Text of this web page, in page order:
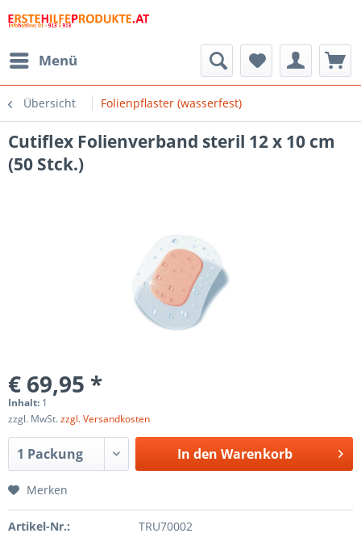
Menü
Übersicht Folienpflaster (wasserfest)
Cutiflex Folienverband steril 12 x 10 cm
(50 Stck.)
€ 69,95 *
Inhalt: 1
zzgl. MwSt.zzgl. Versandkosten
In den Warenkorb
Merken
Artikel-Nr.: TRU70002